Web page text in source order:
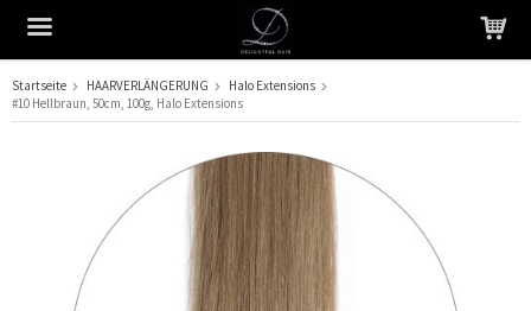
Das Produkt wurde in Ihren Warenkorb gelegt
Startseite HAARVERLÄNGERUNG
Halo Extensions
#10 Hellbraun, 50cm, 100g, Halo Extensions